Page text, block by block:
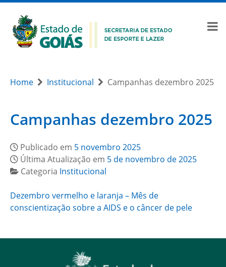
Home Institucional Campanhas dezembro 2025
Campanhas dezembro 2025
Publicado em 5 novembro 2025
Última Atualização em 5 de novembro de 2025
Categoria Institucional
Dezembro vermelho e laranja – Mês de
conscientização sobre a AIDS e o câncer de pele